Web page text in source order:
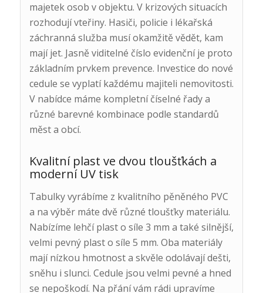
majetek osob v objektu. V krizových situacích
rozhodují vteřiny. Hasiči, policie i lékařská
záchranná služba musí okamžitě vědět, kam
mají jet. Jasně viditelné číslo evidenční je proto
základním prvkem prevence. Investice do nové
cedule se vyplatí každému majiteli nemovitosti.
V nabídce máme kompletní číselné řady a
různé barevné kombinace podle standardů
měst a obcí.
Kvalitní plast ve dvou tloušťkách a
moderní UV tisk
Tabulky vyrábíme z kvalitního pěněného PVC
a na výběr máte dvě různé tloušťky materiálu.
Nabízíme lehčí plast o síle 3 mm a také silnější,
velmi pevný plast o síle 5 mm. Oba materiály
mají nízkou hmotnost a skvěle odolávají dešti,
sněhu i slunci. Cedule jsou velmi pevné a hned
se nepoškodí. Na přání vám rádi upravíme